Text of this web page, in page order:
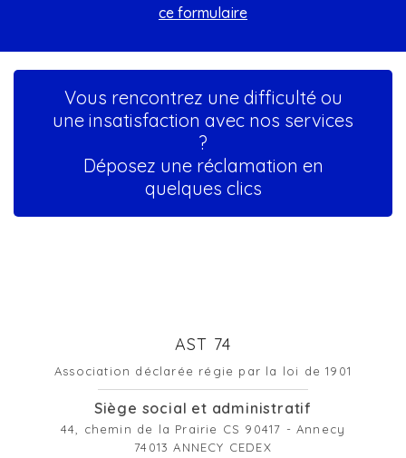
ce formulaire
Vous rencontrez une difficulté ou
une insatisfaction avec nos services
?
Déposez une réclamation en
quelques clics
AST 74
Association déclarée régie par la loi de 1901
Siège social et administratif
44, chemin de la Prairie CS 90417 - Annecy
74013 ANNECY CEDEX